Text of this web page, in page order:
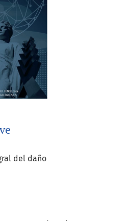
del daño